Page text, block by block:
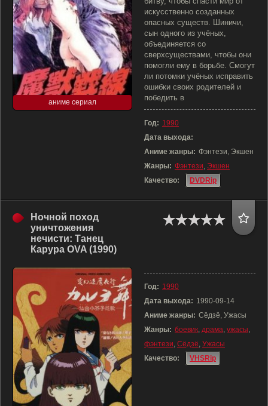
аниме сериал
искусственно созданных
опасных существ. Шиничи,
сын одного из учёных,
объединяется со
сверхсуществами, чтобы они
помогли ему в борьбе. Смогут
ли потомки учёных исправить
ошибки своих родителей и
победить в
Год: 1990
Дата выхода:
Аниме жанры: Фэнтези, Экшен
Жанры: Фэнтези, Экшен
Качество:
DVDRip
Ночной поход
уничтожения
нечисти: Танец
Карура OVA (1990)
Год: 1990
Дата выхода: 1990-09-14
Аниме жанры: Сёдзё, Ужасы
Жанры: боевик, драма, ужасы,
фэнтези, Сёдзё, Ужасы
Качество:
VHSRip